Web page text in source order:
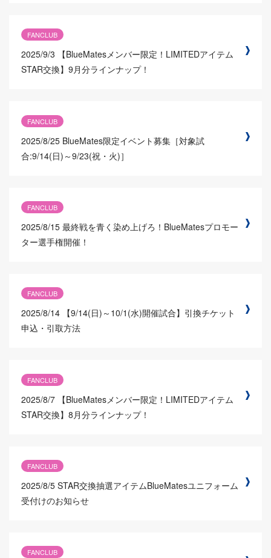
FANCLUB
2025/9/3
【BlueMatesメンバー限定！LIMITEDアイテム
STAR交換】9月分ラインナップ！
FANCLUB
2025/8/25 BlueMates限定イベント募集［対象試
合:9/14(日)～9/23(祝・火)］
FANCLUB
2025/8/15 最終戦を青く染め上げろ！BlueMatesプロモー
ター選手権開催！
FANCLUB
2025/8/14 【9/14(日)～10/1(水)開催試合】引換チケット
申込・引取方法
FANCLUB
2025/8/7 【BlueMatesメンバー限定！LIMITEDアイテム
STAR交換】8月分ラインナップ！
FANCLUB
2025/8/5 STAR交換抽選アイテムBlueMatesユニフォーム
受付けのお知らせ
FANCLUB